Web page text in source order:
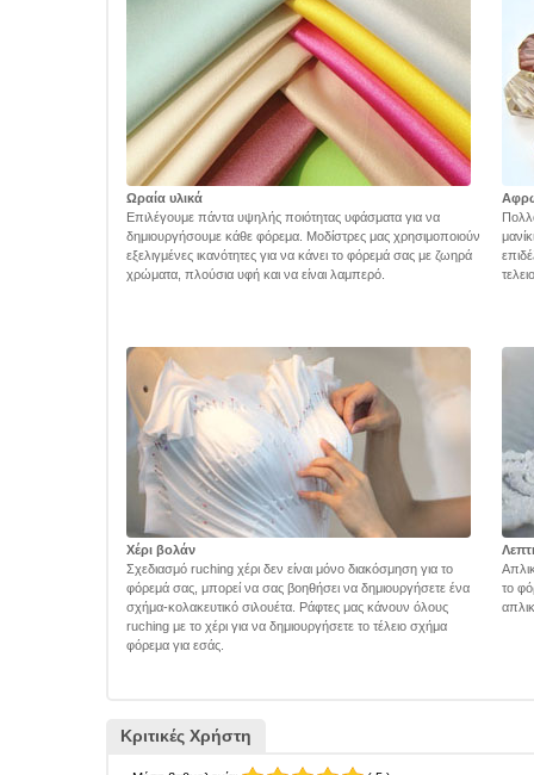
Ωραία υλικά
Επιλέγουμε πάντα υψηλής ποιότητας υφάσματα για να
δημιουργήσουμε κάθε φόρεμα. Μοδίστρες μας χρησιμοποιούν
εξελιγμένες ικανότητες για να κάνει το φόρεμά σας με ζωηρά
χρώματα, πλούσια υφή και να είναι λαμπερό.
Χέρι βολάν
Σχεδιασμό ruching χέρι δεν είναι μόνο διακόσμηση για το
φόρεμά σας, μπορεί να σας βοηθήσει να δημιουργήσετε ένα
σχήμα-κολακευτικό σιλουέτα. Ράφτες μας κάνουν όλους
ruching με το χέρι για να δημιουργήσετε το τέλειο σχήμα
φόρεμα για εσάς.
το
Κριτικές Χρήστη